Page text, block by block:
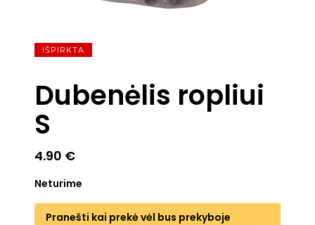
IŠPIRKTA
Dubenėlis ropliui
S
4.90 €
Neturime
Pranešti kai prekė vėl bus prekyboje